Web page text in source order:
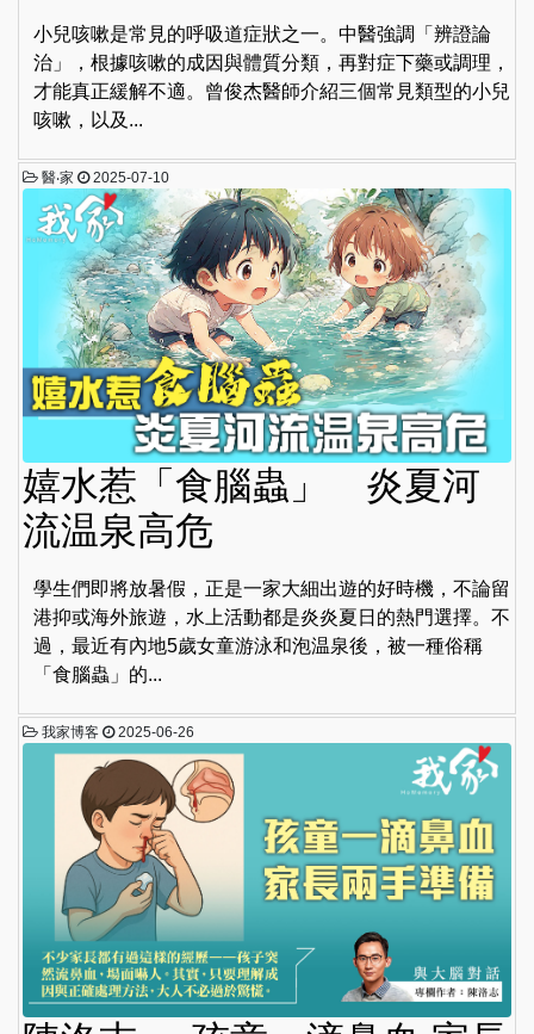
小兒咳嗽是常見的呼吸道症狀之一。中醫強調「辨證論
治」，根據咳嗽的成因與體質分類，再對症下藥或調理，
才能真正緩解不適。曾俊杰醫師介紹三個常見類型的小兒
咳嗽，以及...
醫‧家 2025-07-10
嬉水惹「食腦蟲」 炎夏河
流温泉高危
學生們即將放暑假，正是一家大細出遊的好時機，不論留
港抑或海外旅遊，水上活動都是炎炎夏日的熱門選擇。不
過，最近有內地5歲女童游泳和泡温泉後，被一種俗稱
「食腦蟲」的...
我家博客 2025-06-26